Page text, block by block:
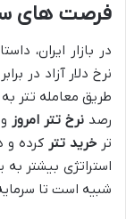
فرصت های
در بازار ایران،
نرخ دلار آزاد در
طریق معامله تتر
رصدنرخ تتر امروز
ترخرید تتر کرده و
استراتژی بیشتر
شبیه است تا